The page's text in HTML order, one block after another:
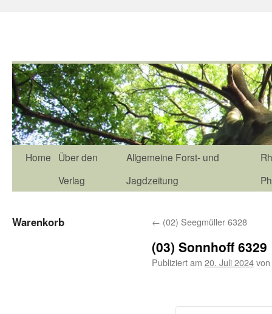
Home
Über den
Verlag
Allgemeine Forst- und
Jagdzeitung
← (02) Seegmüller 6328
(03) Sonnhoff 6329
Publiziert am 20. Juli 2024von
Warenkorb